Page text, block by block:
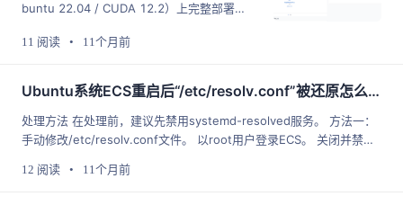
buntu 22.04 / CUDA 12.2）上完整部署快
a 环境、PyTorch、bitsandbytes、vLLM、
行步骤及常见排错。适合工程复现与上线优
11 阅读 • 11个月前
Ubuntu系统ECS重启后“/etc/resolv.conf”被还原怎么办？
处理方法 在处理前，建议先禁用systemd-resolved服务。 方法一：
手动修改/etc/resolv.conf文件。 以root用户登录ECS。 关闭并禁用s
12 阅读 • 11个月前